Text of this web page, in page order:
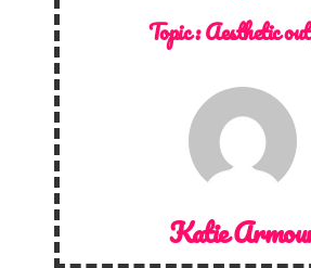
Topic :Aesthetic
Katie